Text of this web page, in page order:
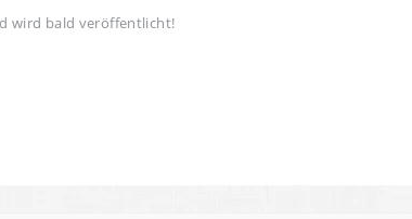
wird bald veröffentlicht!